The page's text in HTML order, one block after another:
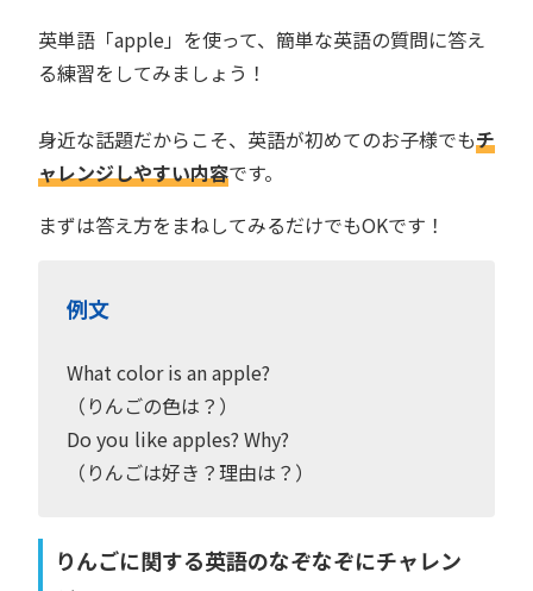
英単語「apple」を使って、簡単な英語の質問に答え
る練習をしてみましょう！
身近な話題だからこそ、英語が初めてのお子様でもチ
ャレンジしやすい内容です。
まずは答え方をまねしてみるだけでもOKです！
例文
What color is an apple?
（りんごの色は？）
Do you like apples? Why?
（りんごは好き？理由は？）
りんごに関する英語のなぞなぞにチャレン